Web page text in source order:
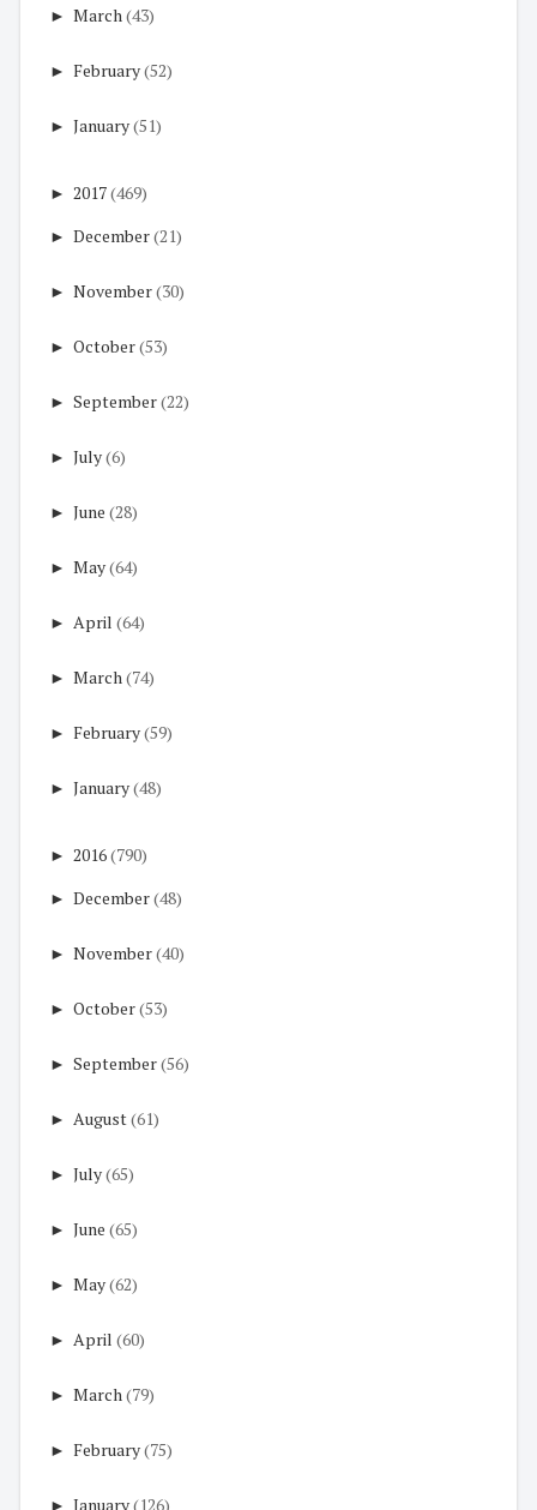
► March (43)
► February(52)
► January(51)
► 2017(469)
► December(21)
► November(30)
► October(53)
► September(22)
► July(6)
► June (28)
► May(64)
► April (64)
► March (74)
► February(59)
► January(48)
► 2016(790)
► December(48)
► November(40)
► October(53)
► September(56)
► August(61)
► July(65)
► June (65)
► May(62)
► April (60)
► March (79)
► February(75)
► January(126)